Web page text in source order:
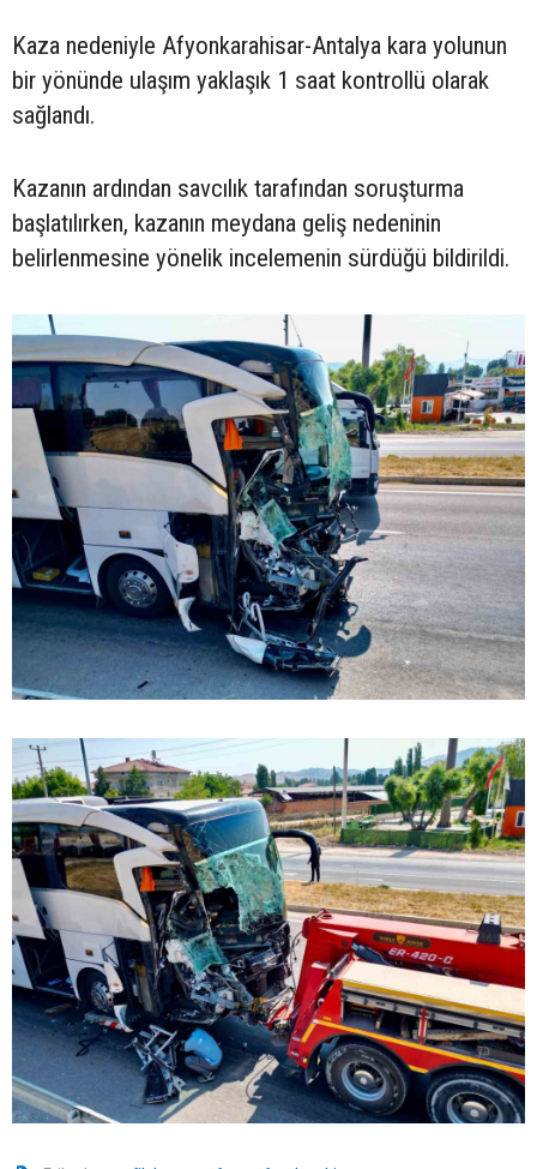
Kaza nedeniyle Afyonkarahisar-Antalya kara yolunun
bir yönünde ulaşım yaklaşık 1 saat kontrollü olarak
sağlandı.
Kazanın ardından savcılık tarafından soruşturma
başlatılırken, kazanın meydana geliş nedeninin
belirlenmesine yönelik incelemenin sürdüğü bildirildi.